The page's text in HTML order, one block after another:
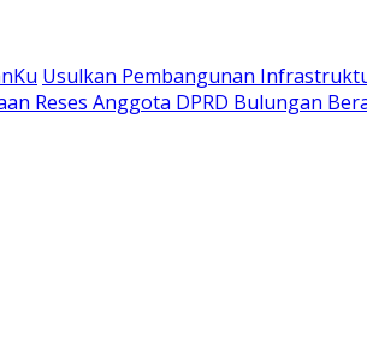
Usulkan Pembangunan
Reses Anggota DPRD Bulungan